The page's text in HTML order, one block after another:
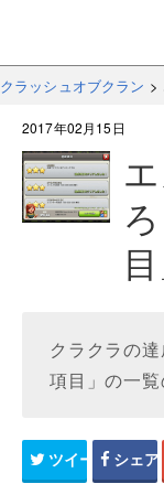
クラッシュオブクラン >
2017年02月15日
クラクラの
項目」の一覧
ツイート シェア